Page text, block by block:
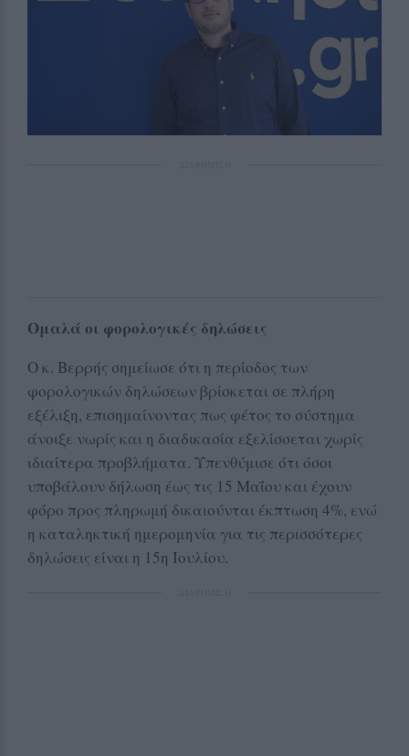
Ομαλά οι φορολογικές δηλώσεις
Ο κ. Βερρής σημείωσε ότι η περίοδος των
φορολογικών δηλώσεων βρίσκεται σε πλήρη
εξέλιξη, επισημαίνοντας πως φέτος το σύστημα
άνοιξε νωρίς και η διαδικασία εξελίσσεται χωρίς
ιδιαίτερα προβλήματα. Υπενθύμισε ότι όσοι
υποβάλουν δήλωση έως τις 15 Μαΐου και έχουν
φόρο προς πληρωμή δικαιούνται έκπτωση 4%, ενώ
η καταληκτική ημερομηνία για τις περισσότερες
δηλώσεις είναι η 15η Ιουλίου.